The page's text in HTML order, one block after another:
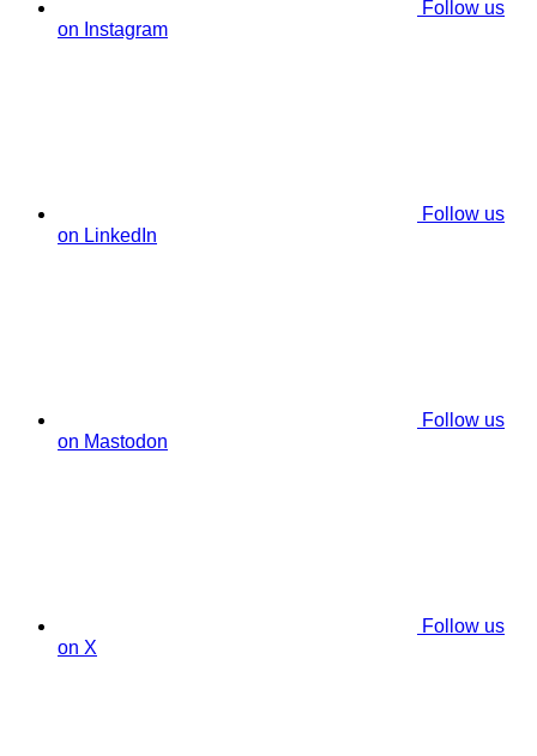
Follow us
on Instagram
Follow us
on LinkedIn
Follow us
on Mastodon
Follow us
on X